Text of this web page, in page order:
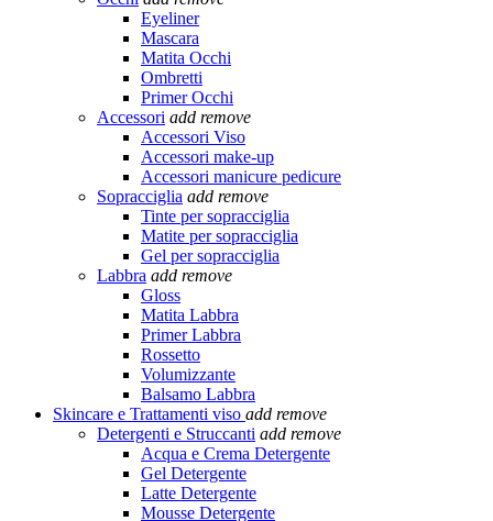
Eyeliner
Mascara
Matita Occhi
Ombretti
Primer Occhi
Accessori add remove
Accessori Viso
Accessori make-up
Accessori manicure pedicure
Sopracciglia add remove
Tinte per sopracciglia
Matite per sopracciglia
Gel per sopracciglia
Labbra add remove
Gloss
Matita Labbra
Primer Labbra
Rossetto
Volumizzante
Balsamo Labbra
Skincare e Trattamenti viso add remove
Detergenti e Struccanti add remove
Acqua e Crema Detergente
Gel Detergente
Latte Detergente
Mousse Detergente